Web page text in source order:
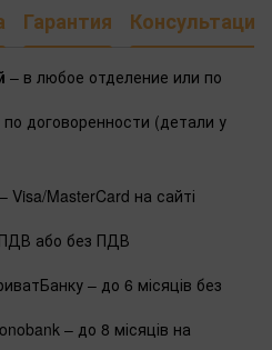
Гарантия Консультация
– в любое отделение или по
договоренности (детали у
MasterCard на сайті
ПДВ або без ПДВ
– до 6 місяців без
– до 8 місяців на